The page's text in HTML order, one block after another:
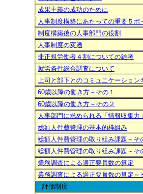
成果主義の成功のために
人事制度構築にあたっての重要５ポ
制度構築後の人事部門の役割
人事制度の変遷
非正規労働者４割についての雑考
就労条件総合調査について
上司と部下とのコミュニケーション
60歳以降の働き方～その１
60歳以降の働き方～その２
人事部門に求められる「情報収集力」
総額人件費管理の基本的枠組み
総額人件費管理の取り組み課題～そ
総額人件費管理の取り組み課題～そ
業務調査による適正要員数の算定
業務調査による適正要員数の算定～
評価制度